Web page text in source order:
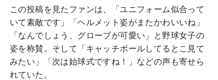
この投稿を見たファンは、「ユニフォーム似合って
いて素敵です」「ヘルメット姿がまたかわいいね」
「なんでしょう、グローブが可愛い」と野球女子の
姿を称賛。そして「キャッチボールしてるとこ見て
みたい」「次は始球式ですね！」などの声も寄せら
れていた。